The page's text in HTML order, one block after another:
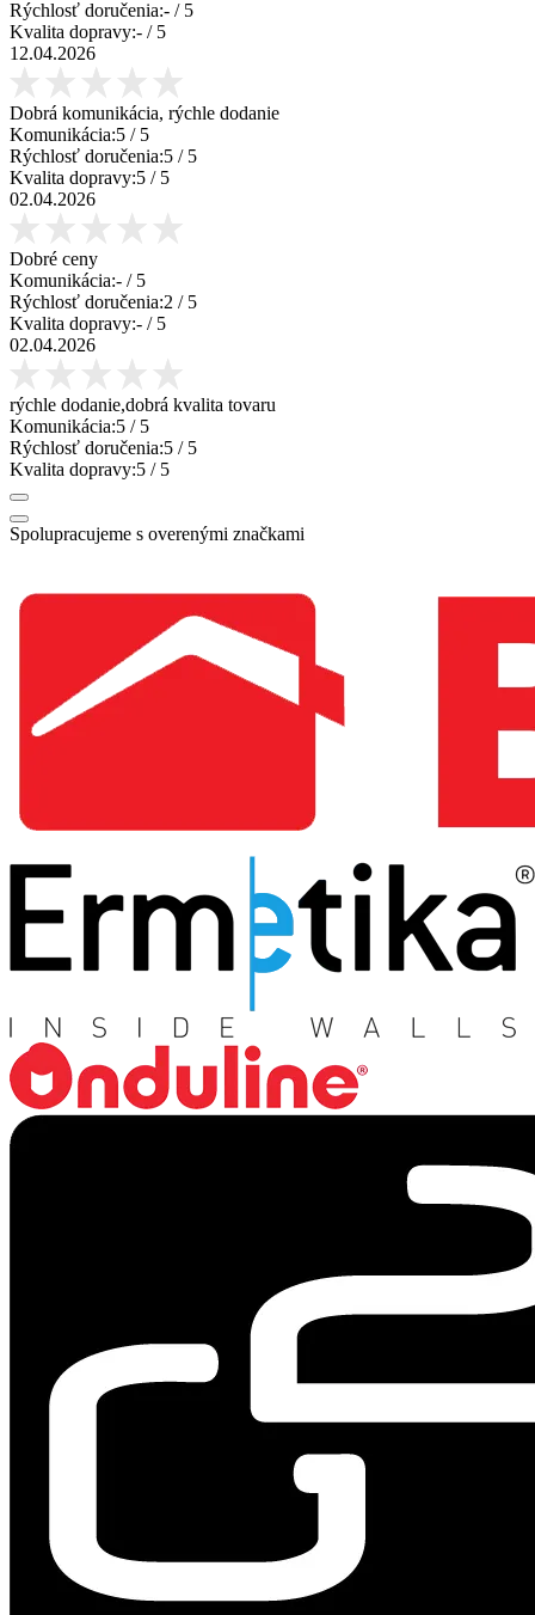
Rýchlosť doručenia:- / 5
Kvalita dopravy:- / 5
12.04.2026
Dobrá komunikácia, rýchle dodanie
Komunikácia:5 / 5
Rýchlosť doručenia:5 / 5
Kvalita dopravy:5 / 5
02.04.2026
Dobré ceny
Komunikácia:- / 5
Rýchlosť doručenia:2 / 5
Kvalita dopravy:- / 5
02.04.2026
rýchle dodanie,dobrá kvalita tovaru
Komunikácia:5 / 5
Rýchlosť doručenia:5 / 5
Kvalita dopravy:5 / 5
Spolupracujeme s overenými značkami